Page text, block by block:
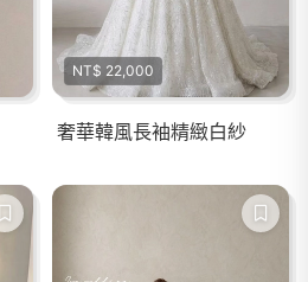
NT$ 22,000
奢華韓風長袖精緻白紗